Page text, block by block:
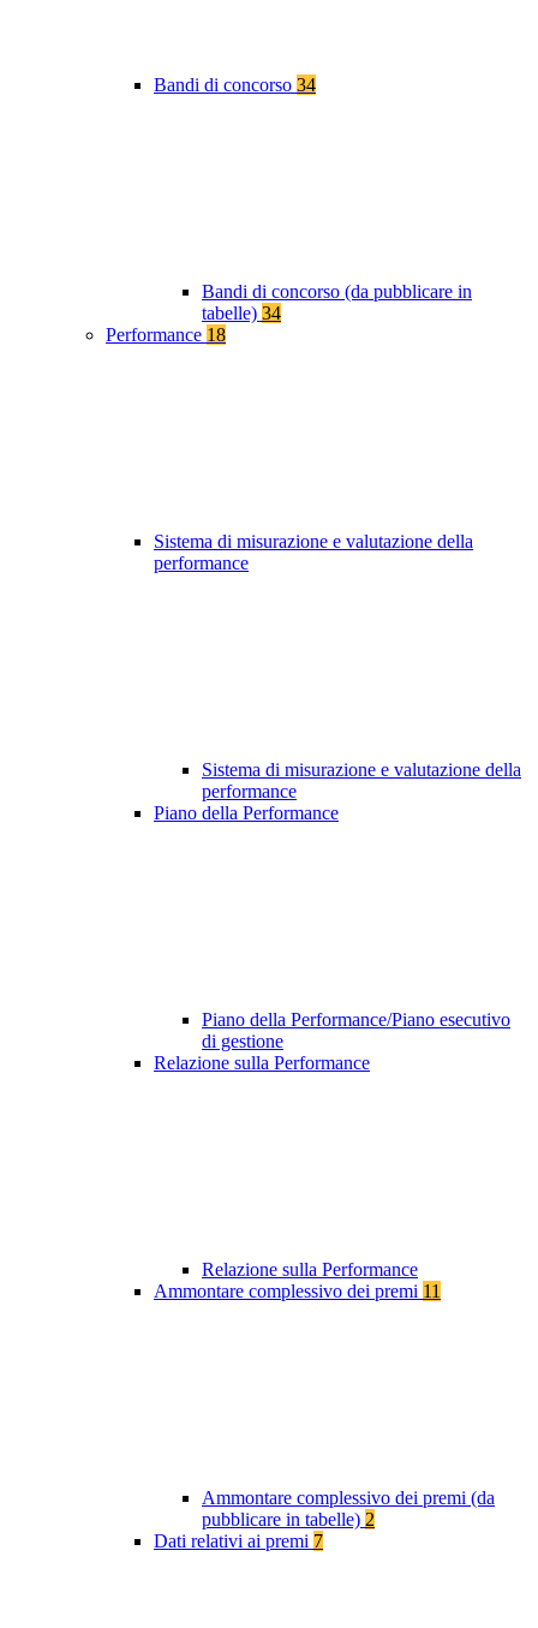
Bandi di concorso 34
Bandi di concorso (da pubblicare in
tabelle) 34
Performance 18
Sistema di misurazione e valutazione della
performance
Sistema di misurazione e valutazione della
performance
Piano della Performance
Piano della Performance/Piano esecutivo
di gestione
Relazione sulla Performance
Relazione sulla Performance
Ammontare complessivo dei premi 11
Ammontare complessivo dei premi (da
pubblicare in tabelle) 2
Dati relativi ai premi 7